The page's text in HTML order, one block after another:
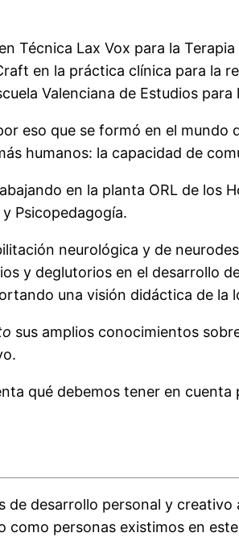
Técnica Lax Vox para la
en la práctica clínica para la
Valenciana de Estudios para
eso que se formó en el mundo
humanos: la capacidad de
en la planta ORL de los
Psicopedagogía.
neurológica y de
y deglutorios en el desarrollo
una visión didáctica de la
sus amplios conocimientos
qué debemos tener en
de desarrollo personal y
personas existimos en